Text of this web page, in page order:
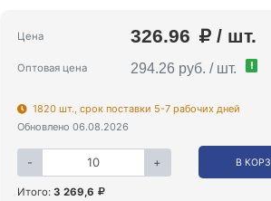
Цена 326.96 / шт.
Оптовая цена 294.26 руб. / шт. !
1820 шт., срок поставки 5-7 рабочих дней
Обновлено 06.08.2026
- + В
Итого: 3 269,6